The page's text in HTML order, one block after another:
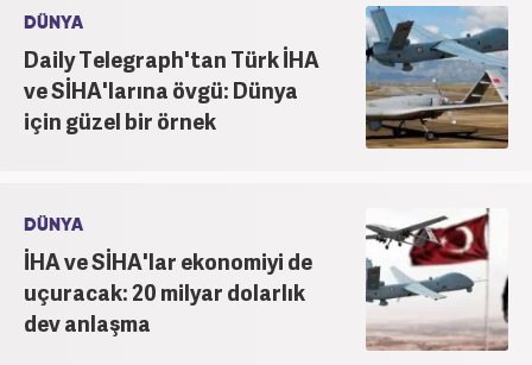
DÜNYA
Daily Telegraph'tan Türk İHA
ve SİHA'larına övgü: Dünya
için güzel bir örnek
DÜNYA
İHA ve SİHA'lar ekonomiyi de
uçuracak: 20 milyar dolarlık
dev anlaşma